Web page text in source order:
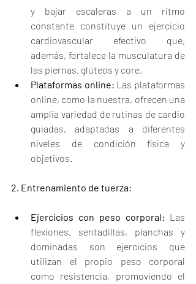
y bajar escaleras a un ritmo
constante constituye un ejercicio
cardiovascular efectivo que,
además, fortalece la musculatura de
las piernas, glúteos y core.
Plataformas online: Las plataformas
online, como la nuestra, ofrecen una
amplia variedad de rutinas de cardio
guiadas, adaptadas a diferentes
niveles de condición física y
objetivos.
2. Entrenamiento de tuerza:
Ejercicios con peso corporal: Las
flexiones, sentadillas, planchas y
dominadas son ejercicios que
utilizan el propio peso corporal
como resistencia, promoviendo el